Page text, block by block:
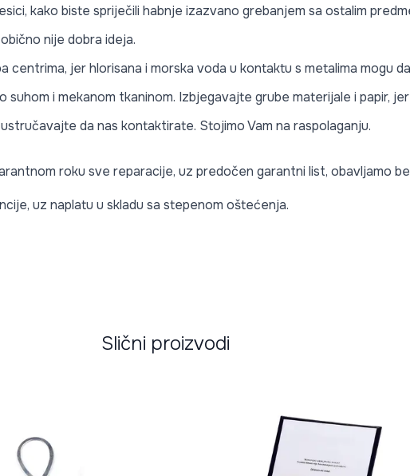
kako biste spriječili habnje izazvano grebanjem sa ostalim
nije dobra ideja.
centrima, jer hlorisana i morska voda u kontaktu s metalima mogu
i mekanom tkaninom. Izbjegavajte grube materijale i papir,
da nas kontaktirate. Stojimo Vam na raspolaganju.
roku sve reparacije, uz predočen garantni list, obavljamo
uz naplatu u skladu sa stepenom oštećenja.
Slični proizvodi